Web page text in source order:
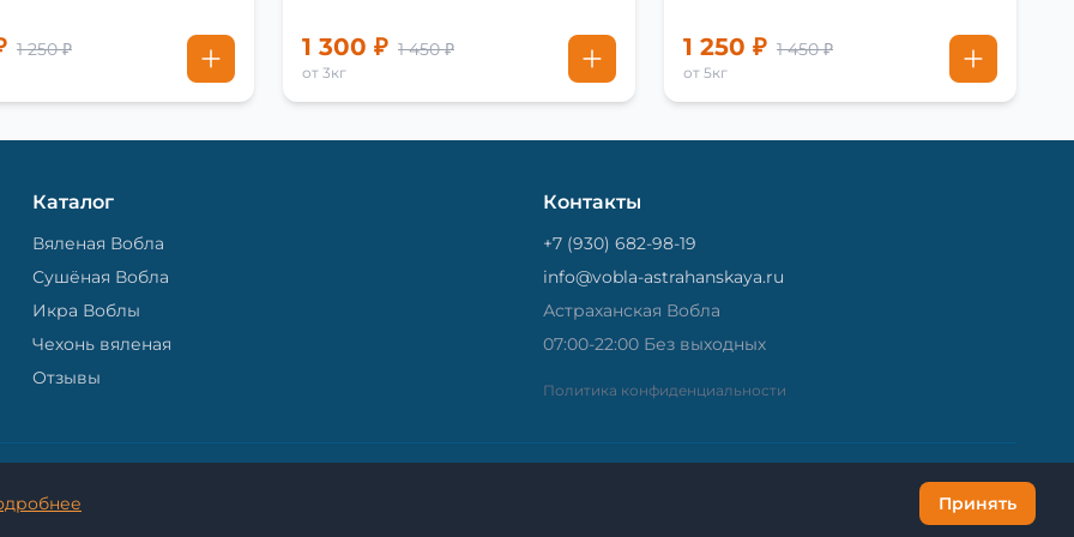
1 250 ₽ 1 300 ₽ 1 450 ₽
от 3кг
1 250 ₽ 1 450 ₽
от 5кг
Каталог
Вяленая Вобла
Сушёная Вобла
Икра Воблы
Чехонь вяленая
Отзывы
Контакты
+7 (930) 682-98-19
info@vobla-astrahanskaya.ru
Астраханская Вобла
07:00-22:00 Без выходных
Политика конфиденциальности
Принять